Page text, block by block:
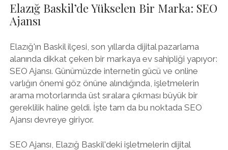
Elazığ Baskil’de Yükselen Bir Marka: SEO
Ajansı
Elazığ'ın Baskil ilçesi, son yıllarda dijital pazarlama
alanında dikkat çeken bir markaya ev sahipliği yapıyor:
SEO Ajansı. Günümüzde internetin gücü ve online
varlığın önemi göz önüne alındığında, işletmelerin
arama motorlarında üst sıralara çıkması büyük bir
gereklilik haline geldi. İşte tam da bu noktada SEO
Ajansı devreye giriyor.
SEO Ajansı, Elazığ Baskil'deki işletmelerin dijital